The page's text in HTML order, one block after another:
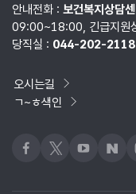
안내전화 : 보건복지상담
09:00~18:00, 긴급지원
당직실 : 044-202-2118
오시는길
ㄱ~ㅎ색인
페이스북
x 유튜브네